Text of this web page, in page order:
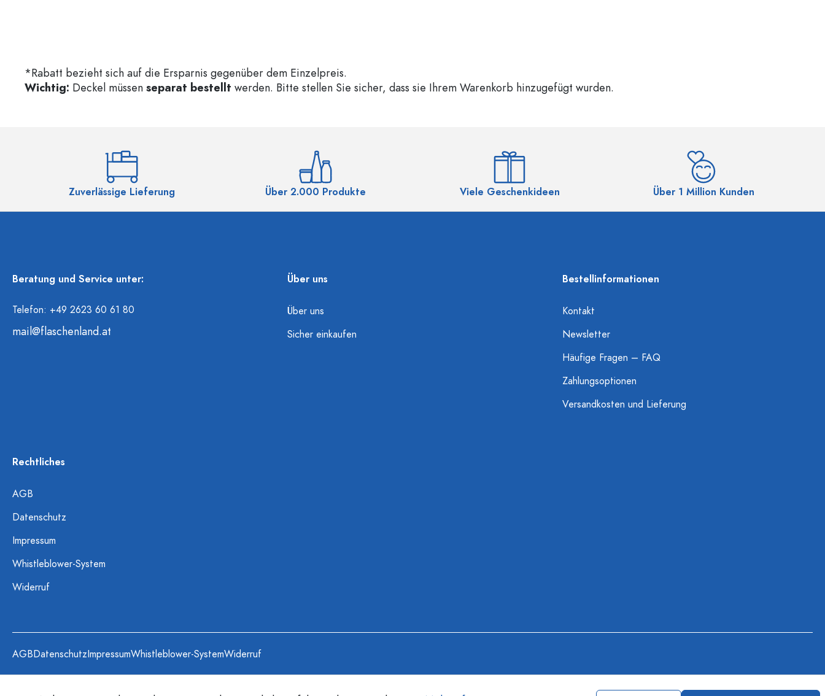
*Rabatt bezieht sich auf die Ersparnis gegenüber dem Einzelpreis.
Wichtig: Deckel müssen separat bestellt werden. Bitte stellen Sie sicher, dass sie Ihrem Warenkorb hinzugefügt wurden.
Zuverlässige Lieferung Über 2.000 Produkte Viele Geschenkideen Über 1 Million Kunden
Beratung und Service unter:
Telefon: +49 2623 60 61 80
mail@flaschenland.at
Über uns
Über uns
Sicher einkaufen
Bestellinformationen
Kontakt
Newsletter
Häufige Fragen – FAQ
Zahlungsoptionen
Versandkosten und Lieferung
Rechtliches
AGB
Datenschutz
Impressum
Whistleblower-System
Widerruf
AGBDatenschutzImpressumWhistleblower-SystemWiderruf